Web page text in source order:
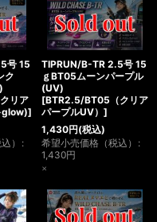
号 15
ク
リア
glow)]
）
:
TIPRUN/B-TR 2.5号 15
ｇBT05ムーンパープル
(UV)
[BTR2.5/BT05（クリア
パープルUV） ]
1,430円(税込)
希望小売価格（税込） :
1,430円
×